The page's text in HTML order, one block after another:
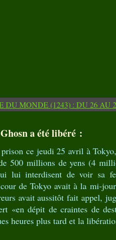
a été libéré :
ce jeudi 25 avril à
500 millions de yens (4
lui interdisent de voir sa
de Tokyo avait à la mi-
avait aussitôt fait appel,
«en dépit de craintes de
heures plus tard et la